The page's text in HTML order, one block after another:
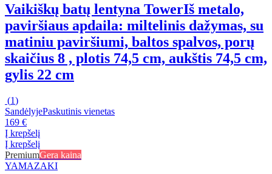
Vaikiškų batų lentyna TowerIš metalo,
paviršiaus apdaila: miltelinis dažymas, su
matiniu paviršiumi, baltos spalvos, porų
skaičius 8 , plotis 74,5 cm, aukštis 74,5 cm,
gylis 22 cm
(1)
SandėlyjePaskutinis vienetas
169 €
Į krepšelį
Į krepšelį
PremiumGera kaina
YAMAZAKI